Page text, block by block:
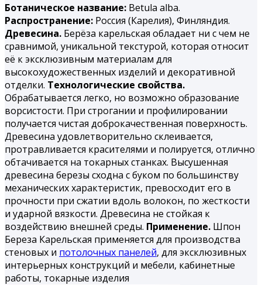
Ботаническое название: Betula alba.
Распространение: Россия (Карелия), Финляндия.
Древесина. Берёза карельская обладает ни с чем не
сравнимой, уникальной текстурой, которая относит
её к эксклюзивным материалам для
высокохудожественных изделий и декоративной
отделки. Технологические свойства.
Обрабатывается легко, но воз­можно образование
ворсистости. При строгании и профилиро­вании
получается чистая доброкачественная поверхность.
Дре­весина удовлетворительно склеивается,
протравливается кра­сителями и полируется, отлично
обтачивается на токарных станках. Высушенная
древесина березы сходна с буком по большинству
механических характеристик, превосходит его в
прочности при сжатии вдоль волокон, по жесткости
и удар­ной вязкости. Древесина не стойкая к
воздействию внешней среды. Применение. Шпон
Береза Карельская применяется для производства
стеновых и потолочных панелей, для эксклюзивных
интерьерных конструкций и мебели, кабинетные
работы, токарные из­делия